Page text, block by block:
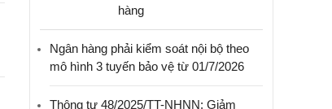
hàng
Ngân hàng phải kiểm soát nội bộ theo
mô hình 3 tuyến bảo vệ từ 01/7/2026
Thông tư 48/2025/TT-NHNN: Giảm